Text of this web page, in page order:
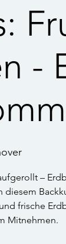
-
–
frische
Mitnehmen.